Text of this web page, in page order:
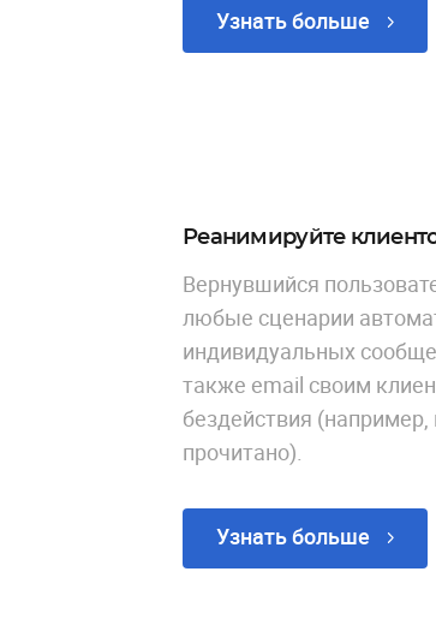
Узнать больше
Реанимируйте
Вернувшийся
любые сценарии
индивидуальных
также email своим
бездействия
прочитано).
Узнать больше